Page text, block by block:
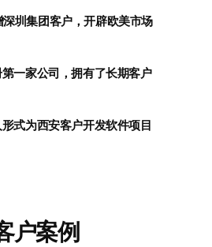
圳集团客户，开辟欧美市场
一家公司，拥有了长期客户
式为西安客户开发软件项目
户案例